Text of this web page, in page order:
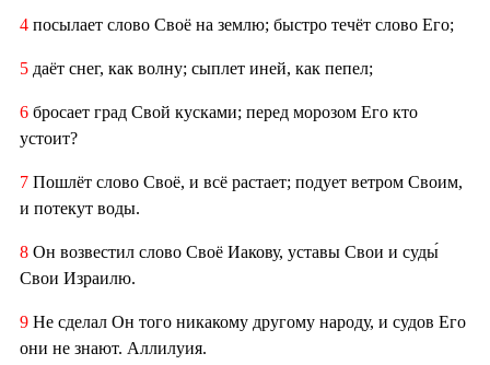
4 посылает слово Своё на землю; быстро течёт слово Его;
5 даёт снег, как волну; сыплет иней, как пепел;
6 бросает град Свой кусками; перед морозом Его кто
устоит?
7 Пошлёт слово Своё, и всё растает; подует ветром Своим,
и потекут воды.
8 Он возвестил слово Своё Иакову, уставы Свои и суды́
Свои Израилю.
9 Не сделал Он того никакому другому народу, и судов Его
они не знают. Аллилуия.